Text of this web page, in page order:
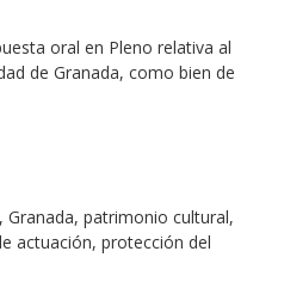
oral en Pleno relativa al
de Granada, como bien de
Granada, patrimonio cultural,
actuación, protección del